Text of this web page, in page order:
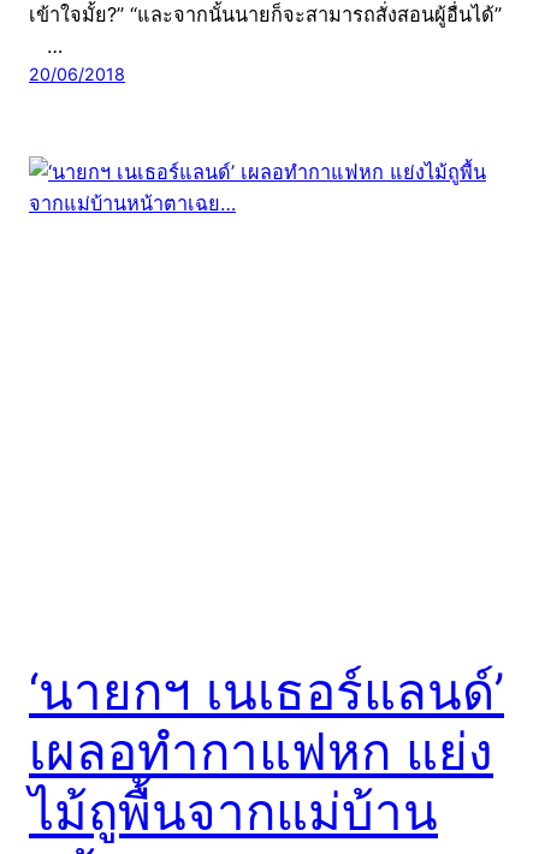
เข้าใจมั้ย?” “และจากนั้นนายก็จะสามารถสั่งสอนผู้อื่นได้”
…
20/06/2018
‘นายกฯ เนเธอร์แลนด์’
เผลอทำกาแฟหก แย่ง
ไม้ถูพื้นจากแม่บ้าน